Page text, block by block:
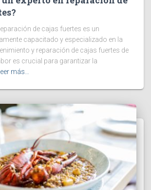
de cajas fuertes es un
capacitado y especializado en la
y reparación de cajas fuertes de
es crucial para garantizar la
Leer más…